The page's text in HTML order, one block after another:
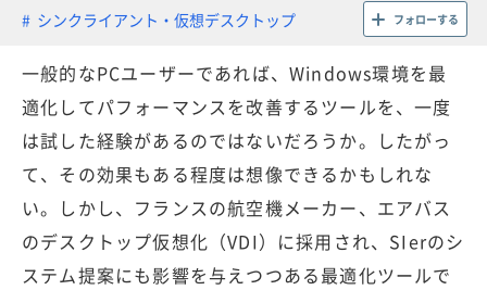
シンクライアント・仮想デスクトップ フォローする
一般的なPCユーザーであれば、Windows環境を最
適化してパフォーマンスを改善するツールを、一度
は試した経験があるのではないだろうか。したがっ
て、その効果もある程度は想像できるかもしれな
い。しかし、フランスの航空機メーカー、エアバス
のデスクトップ仮想化（VDI）に採用され、SIerのシ
ステム提案にも影響を与えつつある最適化ツールで